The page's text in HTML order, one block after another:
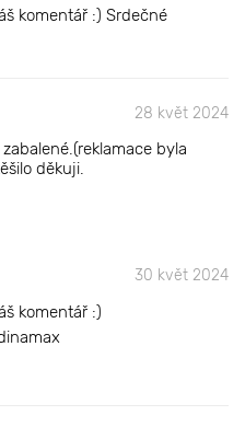
komentář :) Srdečné
28 květ 2024
byla
děkuji.
30 květ 2024
komentář :)